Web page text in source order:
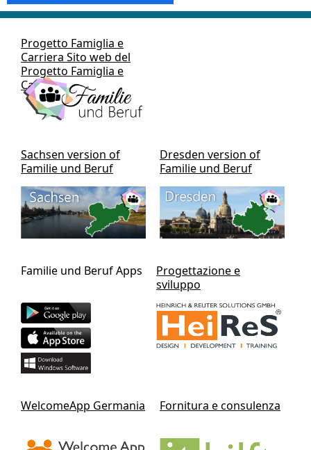
Progetto Famiglia e
Carriera Sito web del
Progetto Famiglia e
Carriera
Sachsen version of
Familie und Beruf
Dresden version of
Familie und Beruf
Familie und Beruf Apps
Progettazione e
sviluppo
WelcomeApp Germania Fornitura e consulenza